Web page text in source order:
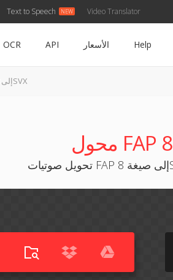
Text to Speech Video Translator
OCR API الأسعار Help
FAP إلى 8SVX